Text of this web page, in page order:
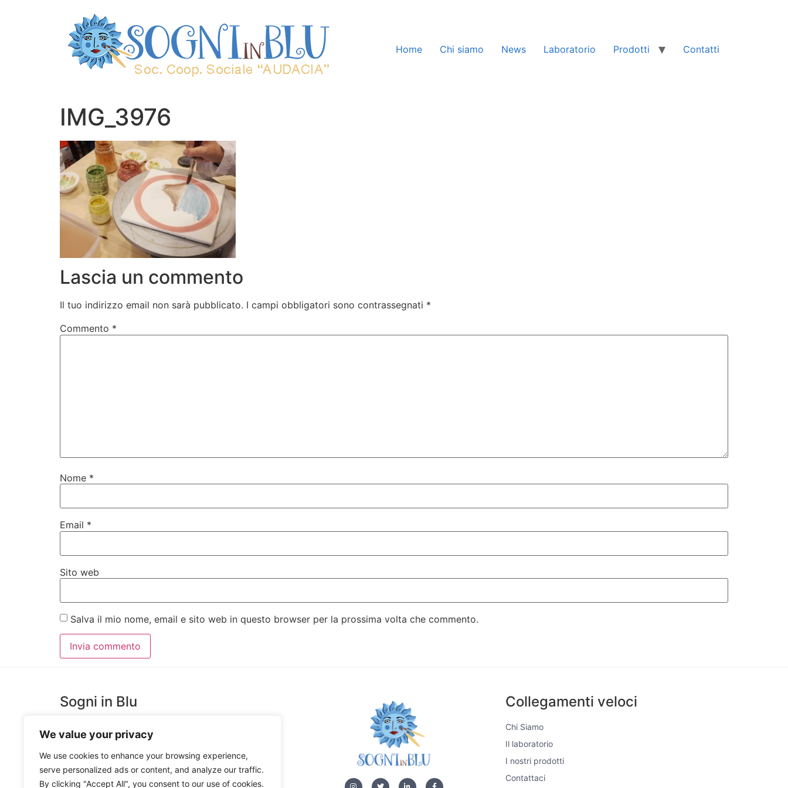
We value your privacy
We use cookies to enhance your browsing experience,
serve personalized ads or content, and analyze our traffic.
By clicking "Accept All", you consent to our use of cookies.
Home Chi siamo News Laboratorio Prodotti Contatti
IMG_3976
Lascia un commento
Il tuo indirizzo email non sarà pubblicato. I campi obbligatori sono contrassegnati *
Commento *
Nome *
Email *
Sito web
Salva il mio nome, email e sito web in questo browser per la prossima volta che commento.
Sogni in Blu
SognInblu è un Laboratorio Creativo, costruito per
favorire l’estro e la creatività di giovani artisti messinesi,
che trova espressione nella Produzione e Decorazione di
Ceramiche Artigianali e nella realizzazione di Oggetti unici
Collegamenti veloci
Chi Siamo
Il laboratorio
I nostri prodotti
Contattaci